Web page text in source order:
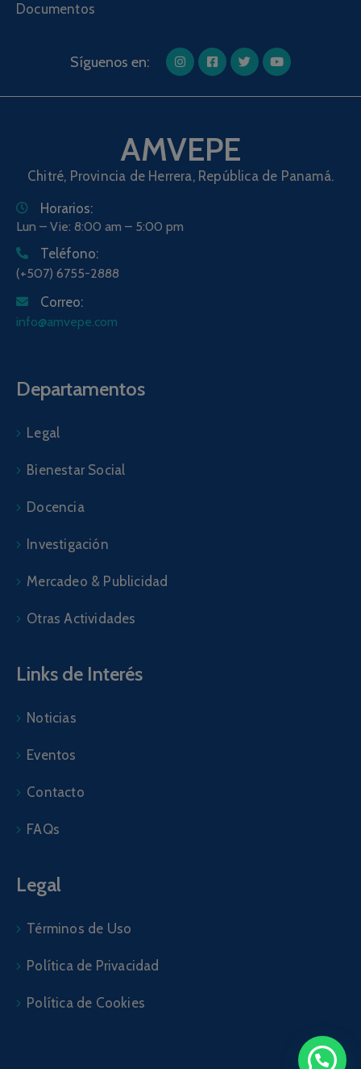
Documentos
Síguenos en:
AMVEPE
Chitré, Provincia de Herrera, República de Panamá.
Horarios:
Lun – Vie: 8:00 am – 5:00 pm
Teléfono:
(+507) 6755-2888
Correo:
info@amvepe.com
Departamentos
Legal
Bienestar Social
Docencia
Investigación
Mercadeo & Publicidad
Otras Actividades
Links de Interés
Noticias
Eventos
Contacto
FAQs
Legal
Términos de Uso
Política de Privacidad
Política de Cookies